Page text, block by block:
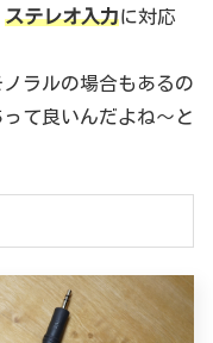
ステレオ入力に対応
ラルの場合もあるの
て良いんだよね～と